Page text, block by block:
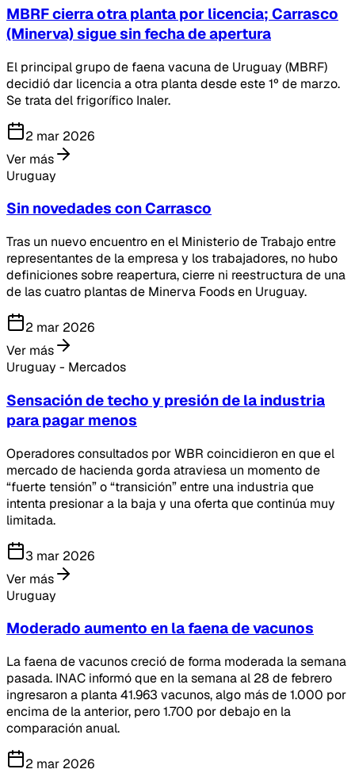
MBRF cierra otra planta por licencia; Carrasco
(Minerva) sigue sin fecha de apertura
El principal grupo de faena vacuna de Uruguay (MBRF)
decidió dar licencia a otra planta desde este 1º de marzo.
Se trata del frigorífico Inaler.
2 mar 2026
Ver más
Uruguay
Sin novedades con Carrasco
Tras un nuevo encuentro en el Ministerio de Trabajo entre
representantes de la empresa y los trabajadores, no hubo
definiciones sobre reapertura, cierre ni reestructura de una
de las cuatro plantas de Minerva Foods en Uruguay.
2 mar 2026
Ver más
Uruguay - Mercados
Sensación de techo y presión de la industria
para pagar menos
Operadores consultados por WBR coincidieron en que el
mercado de hacienda gorda atraviesa un momento de
“fuerte tensión” o “transición” entre una industria que
intenta presionar a la baja y una oferta que continúa muy
limitada.
3 mar 2026
Ver más
Uruguay
Moderado aumento en la faena de vacunos
La faena de vacunos creció de forma moderada la semana
pasada. INAC informó que en la semana al 28 de febrero
ingresaron a planta 41.963 vacunos, algo más de 1.000 por
encima de la anterior, pero 1.700 por debajo en la
comparación anual.
2 mar 2026